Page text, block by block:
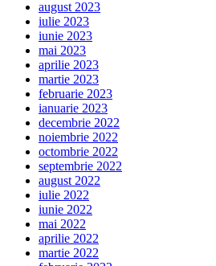
august 2023
iulie 2023
iunie 2023
mai 2023
aprilie 2023
martie 2023
februarie 2023
ianuarie 2023
decembrie 2022
noiembrie 2022
octombrie 2022
septembrie 2022
august 2022
iulie 2022
iunie 2022
mai 2022
aprilie 2022
martie 2022